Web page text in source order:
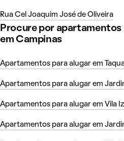
Rua Cel Joaquim José de Oliveira
Procure por
em Campinas
Apartamentos para alugar em
Apartamentos para alugar em
Apartamentos para alugar em Vila
Apartamentos para alugar em